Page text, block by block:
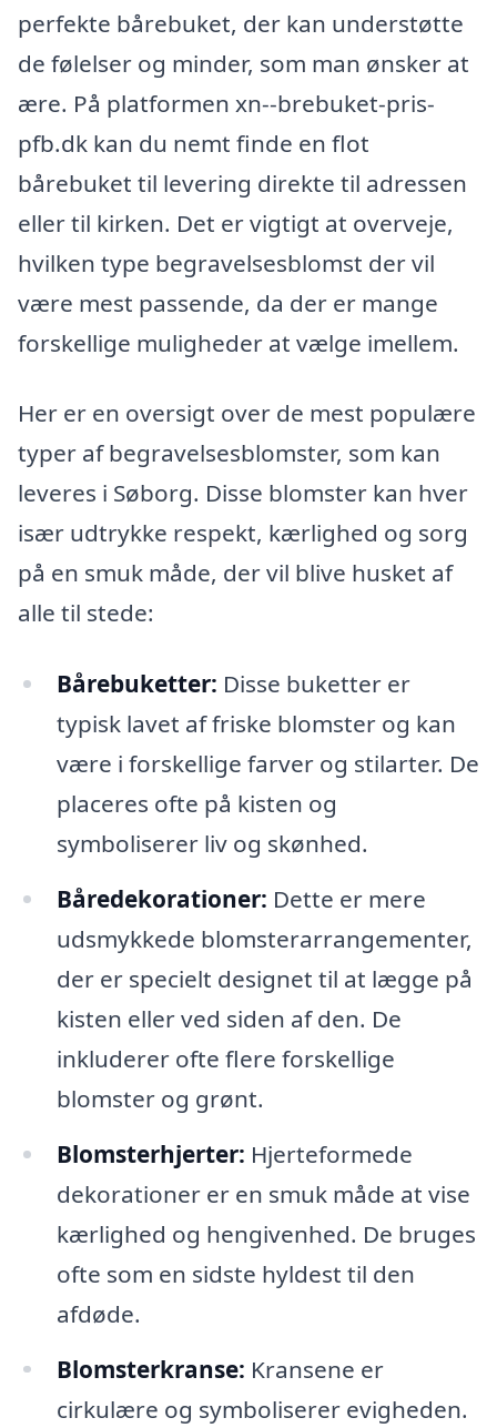
perfekte bårebuket, der kan understøtte
de følelser og minder, som man ønsker at
ære. På platformen xn--brebuket-pris-
pfb.dk kan du nemt finde en flot
bårebuket til levering direkte til adressen
eller til kirken. Det er vigtigt at overveje,
hvilken type begravelsesblomst der vil
være mest passende, da der er mange
forskellige muligheder at vælge imellem.
Her er en oversigt over de mest populære
typer af begravelsesblomster, som kan
leveres i Søborg. Disse blomster kan hver
især udtrykke respekt, kærlighed og sorg
på en smuk måde, der vil blive husket af
alle til stede:
Bårebuketter: Disse buketter er
typisk lavet af friske blomster og kan
være i forskellige farver og stilarter. De
placeres ofte på kisten og
symboliserer liv og skønhed.
Båredekorationer: Dette er mere
udsmykkede blomsterarrangementer,
der er specielt designet til at lægge på
kisten eller ved siden af den. De
inkluderer ofte flere forskellige
blomster og grønt.
Blomsterhjerter: Hjerteformede
dekorationer er en smuk måde at vise
kærlighed og hengivenhed. De bruges
ofte som en sidste hyldest til den
afdøde.
Blomsterkranse: Kransene er
cirkulære og symboliserer evigheden.